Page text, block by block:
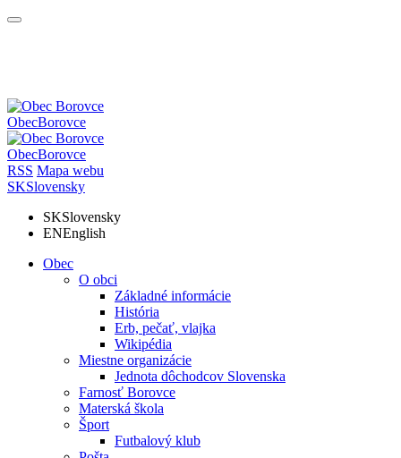
ObecBorovce
ObecBorovce
RSS Mapa webu
SKSlovensky
SKSlovensky
ENEnglish
Obec
O obci
Základné informácie
História
Erb, pečať, vlajka
Wikipédia
Miestne organizácie
Jednota dôchodcov Slovenska
Farnosť Borovce
Materská škola
Šport
Futbalový klub